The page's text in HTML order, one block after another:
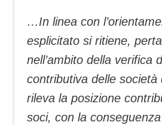
…In linea con
esplicitato si ritiene,
nell’ambito della verifica
contributiva delle società
rileva la posizione
soci, con la